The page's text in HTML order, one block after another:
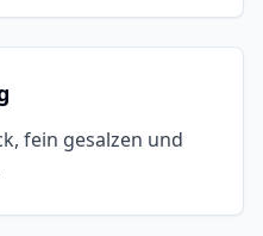
fein gesalzen und